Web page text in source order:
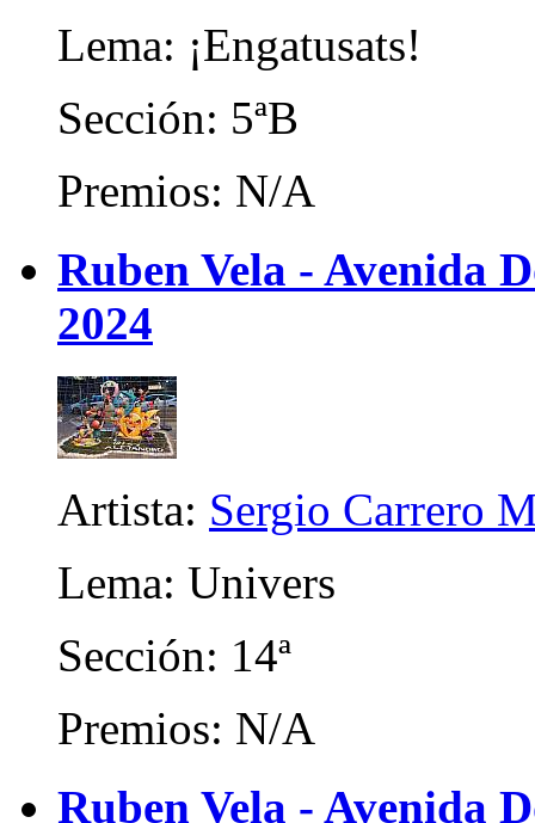
Lema: ¡Engatusats!
Sección: 5ªB
Premios: N/A
Ruben Vela - Avenida
2024
Artista: Sergio Carrero
Lema: Univers
Sección: 14ª
Premios: N/A
Ruben Vela - Avenida